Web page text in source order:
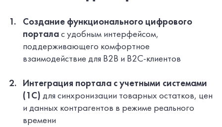
Создание функционального цифрового
порталас удобным интерфейсом,
поддерживающего комфортное
взаимодействие для B2B и B2C-клиентов
Интеграция портала с учетными системами
(1С) для синхронизации товарных остатков, цен
и данных контрагентов в режиме реального
времени